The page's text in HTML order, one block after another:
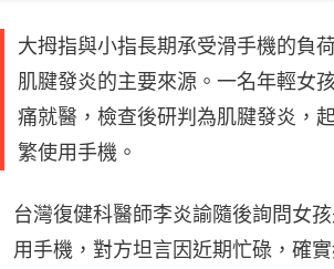
大拇指與小指長期承受滑手機的負
肌腱發炎的主要來源。一名年輕女
痛就醫，檢查後研判為肌腱發炎，
繁使用手機。
台灣復健科醫師李炎諭隨後詢問女
用手機，對方坦言因近期忙碌，確